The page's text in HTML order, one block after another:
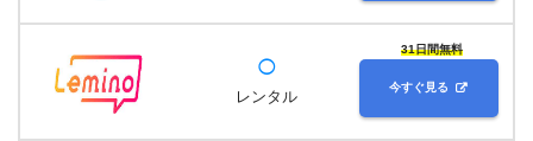
◯
レンタル
31日間無料
今すぐ見る